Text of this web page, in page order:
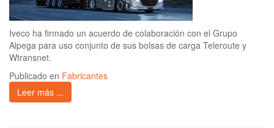
Iveco ha firmado un acuerdo de colaboración con el Grupo
Alpega para uso conjunto de sus bolsas de carga Teleroute y
Wtransnet.
Publicado en Fabricantes
Leer más ...